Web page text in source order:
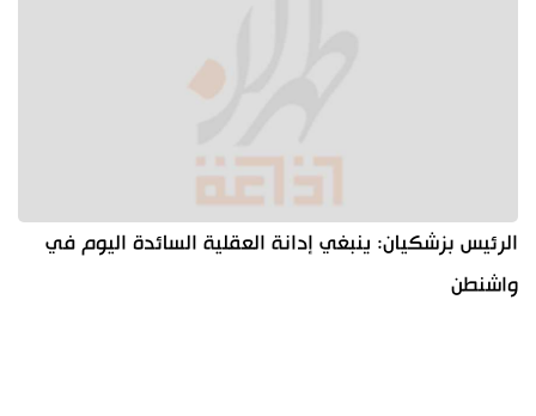
الرئيس بزشكيان: ينبغي إدانة العقلية السائدة اليوم في
واشنطن